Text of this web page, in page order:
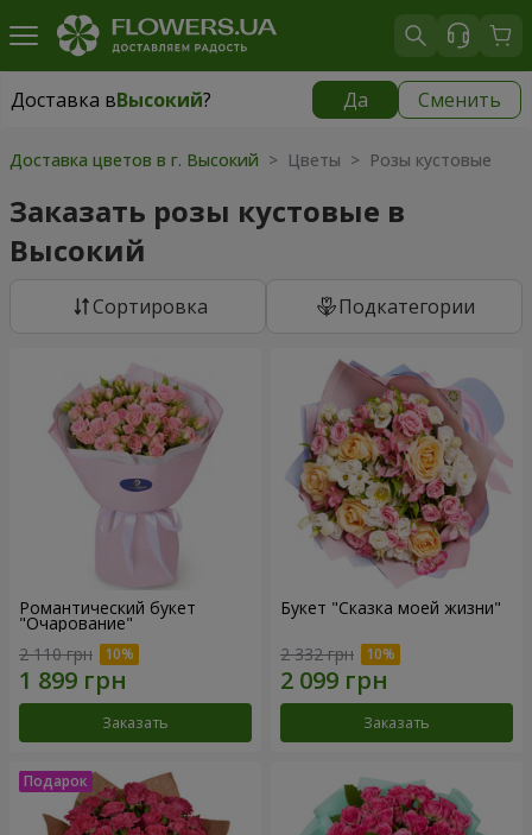
Доставка вВысокий? Да Сменить
Доставка вВысокий|
Доставка цветов в г. Высокий > Цветы > Розы кустовые
Заказать розы кустовые в
Высокий
Cортировка Подкатегории
Романтический букет
"Очарование"
2 110 грн
Заказать
Букет "Сказка моей жизни"
2 332 грн
Заказать